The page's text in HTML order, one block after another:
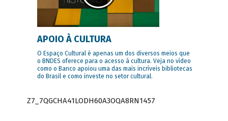
APOIO À CULTURA
O Espaço Cultural é apenas um dos diversos meios que
o BNDES oferece para o acesso à cultura. Veja no vídeo
como o Banco apoiou uma das mais incríveis bibliotecas
do Brasil e como investe no setor cultural.
Z7_7QGCHA41LODH60A3OQA8RN1457